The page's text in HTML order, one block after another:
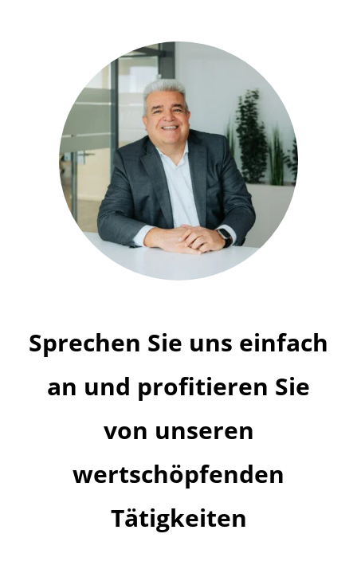
Sprechen Sie uns einfach
an und profitieren Sie
von unseren
wertschöpfenden
Tätigkeiten